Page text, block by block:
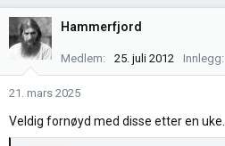
k
s
j
n
r
Hammerfjord
Medlem 25. juli 2012 Innlegg
21. mars 2025
Veldig fornøyd med disse etter en uke.